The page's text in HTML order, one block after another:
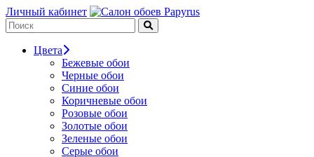
Личный кабинет
Цвета
Бежевые обои
Черные обои
Синие обои
Коричневые обои
Розовые обои
Золотые обои
Зеленые обои
Серые обои